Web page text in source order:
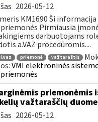
2026-05-12
KM1690 Ši
Pirmiausia
darbuotojams
a.VAZ procedūromis....
i.vaz priemonė važtaraštis
VMI elektroninės
priemonėmis
važtaraščių
2026-05-12